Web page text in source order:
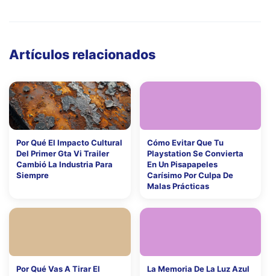
Artículos relacionados
Por Qué El Impacto Cultural
Del Primer Gta Vi Trailer
Cambió La Industria Para
Siempre
Cómo Evitar Que Tu
Playstation Se Convierta
En Un Pisapapeles
Carísimo Por Culpa De
Malas Prácticas
Por Qué Vas A Tirar El
La Memoria De La Luz Azul